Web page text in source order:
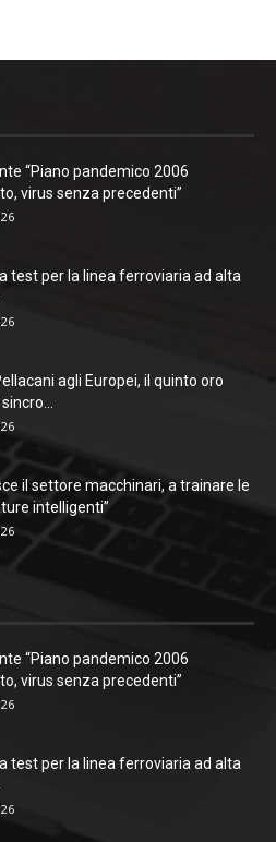
“Piano pandemico 2006
virus senza precedenti”
test per la linea ferroviaria ad alta
agli Europei, il quinto oro
il settore macchinari, a trainare le
intelligenti”
“Piano pandemico 2006
virus senza precedenti”
test per la linea ferroviaria ad alta